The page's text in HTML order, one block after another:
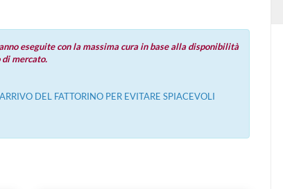
eseguite con la massima cura in base alla disponibilità
mercato.
DEL FATTORINO PER EVITARE SPIACEVOLI